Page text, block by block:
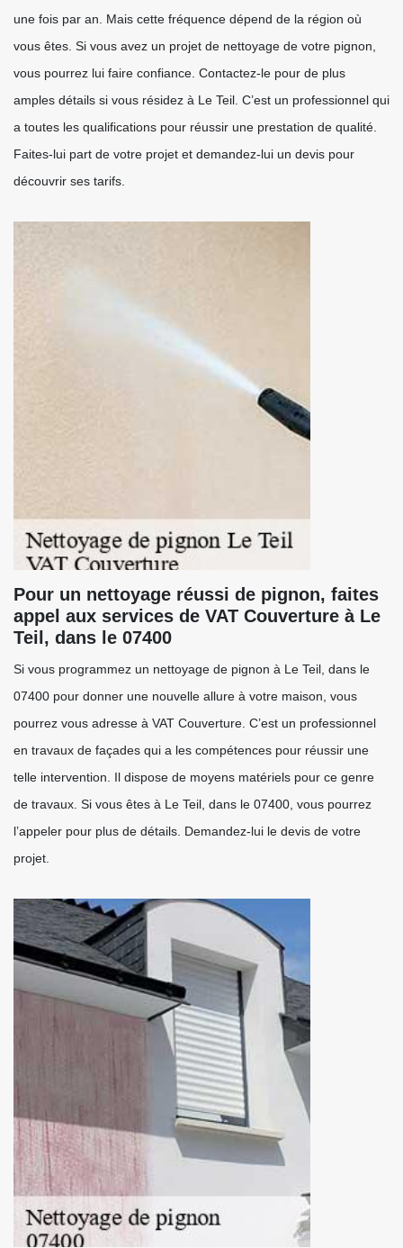
une fois par an. Mais cette fréquence dépend de la région où
vous êtes. Si vous avez un projet de nettoyage de votre pignon,
vous pourrez lui faire confiance. Contactez-le pour de plus
amples détails si vous résidez à Le Teil. C’est un professionnel qui
a toutes les qualifications pour réussir une prestation de qualité.
Faites-lui part de votre projet et demandez-lui un devis pour
découvrir ses tarifs.
Pour un nettoyage réussi de pignon, faites
appel aux services de VAT Couverture à Le
Teil, dans le 07400
Si vous programmez un nettoyage de pignon à Le Teil, dans le
07400 pour donner une nouvelle allure à votre maison, vous
pourrez vous adresse à VAT Couverture. C’est un professionnel
en travaux de façades qui a les compétences pour réussir une
telle intervention. Il dispose de moyens matériels pour ce genre
de travaux. Si vous êtes à Le Teil, dans le 07400, vous pourrez
l’appeler pour plus de détails. Demandez-lui le devis de votre
projet.